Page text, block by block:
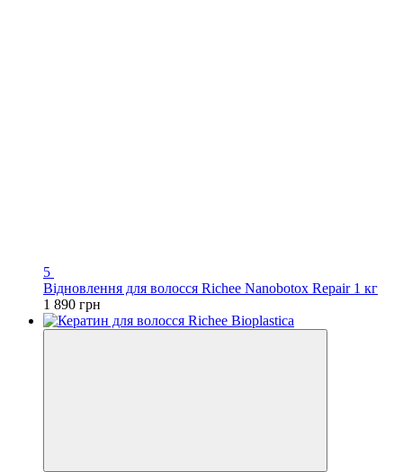
5
Відновлення для волосся Richee Nanobotox Repair 1 кг
1 890 грн